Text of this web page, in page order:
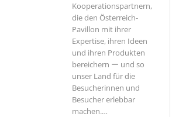
Kooperationspartnern,
die den Österreich-
Pavillon mit ihrer
Expertise, ihren Ideen
und ihren Produkten
bereichern ー und so
unser Land für die
Besucherinnen und
Besucher erlebbar
machen.…